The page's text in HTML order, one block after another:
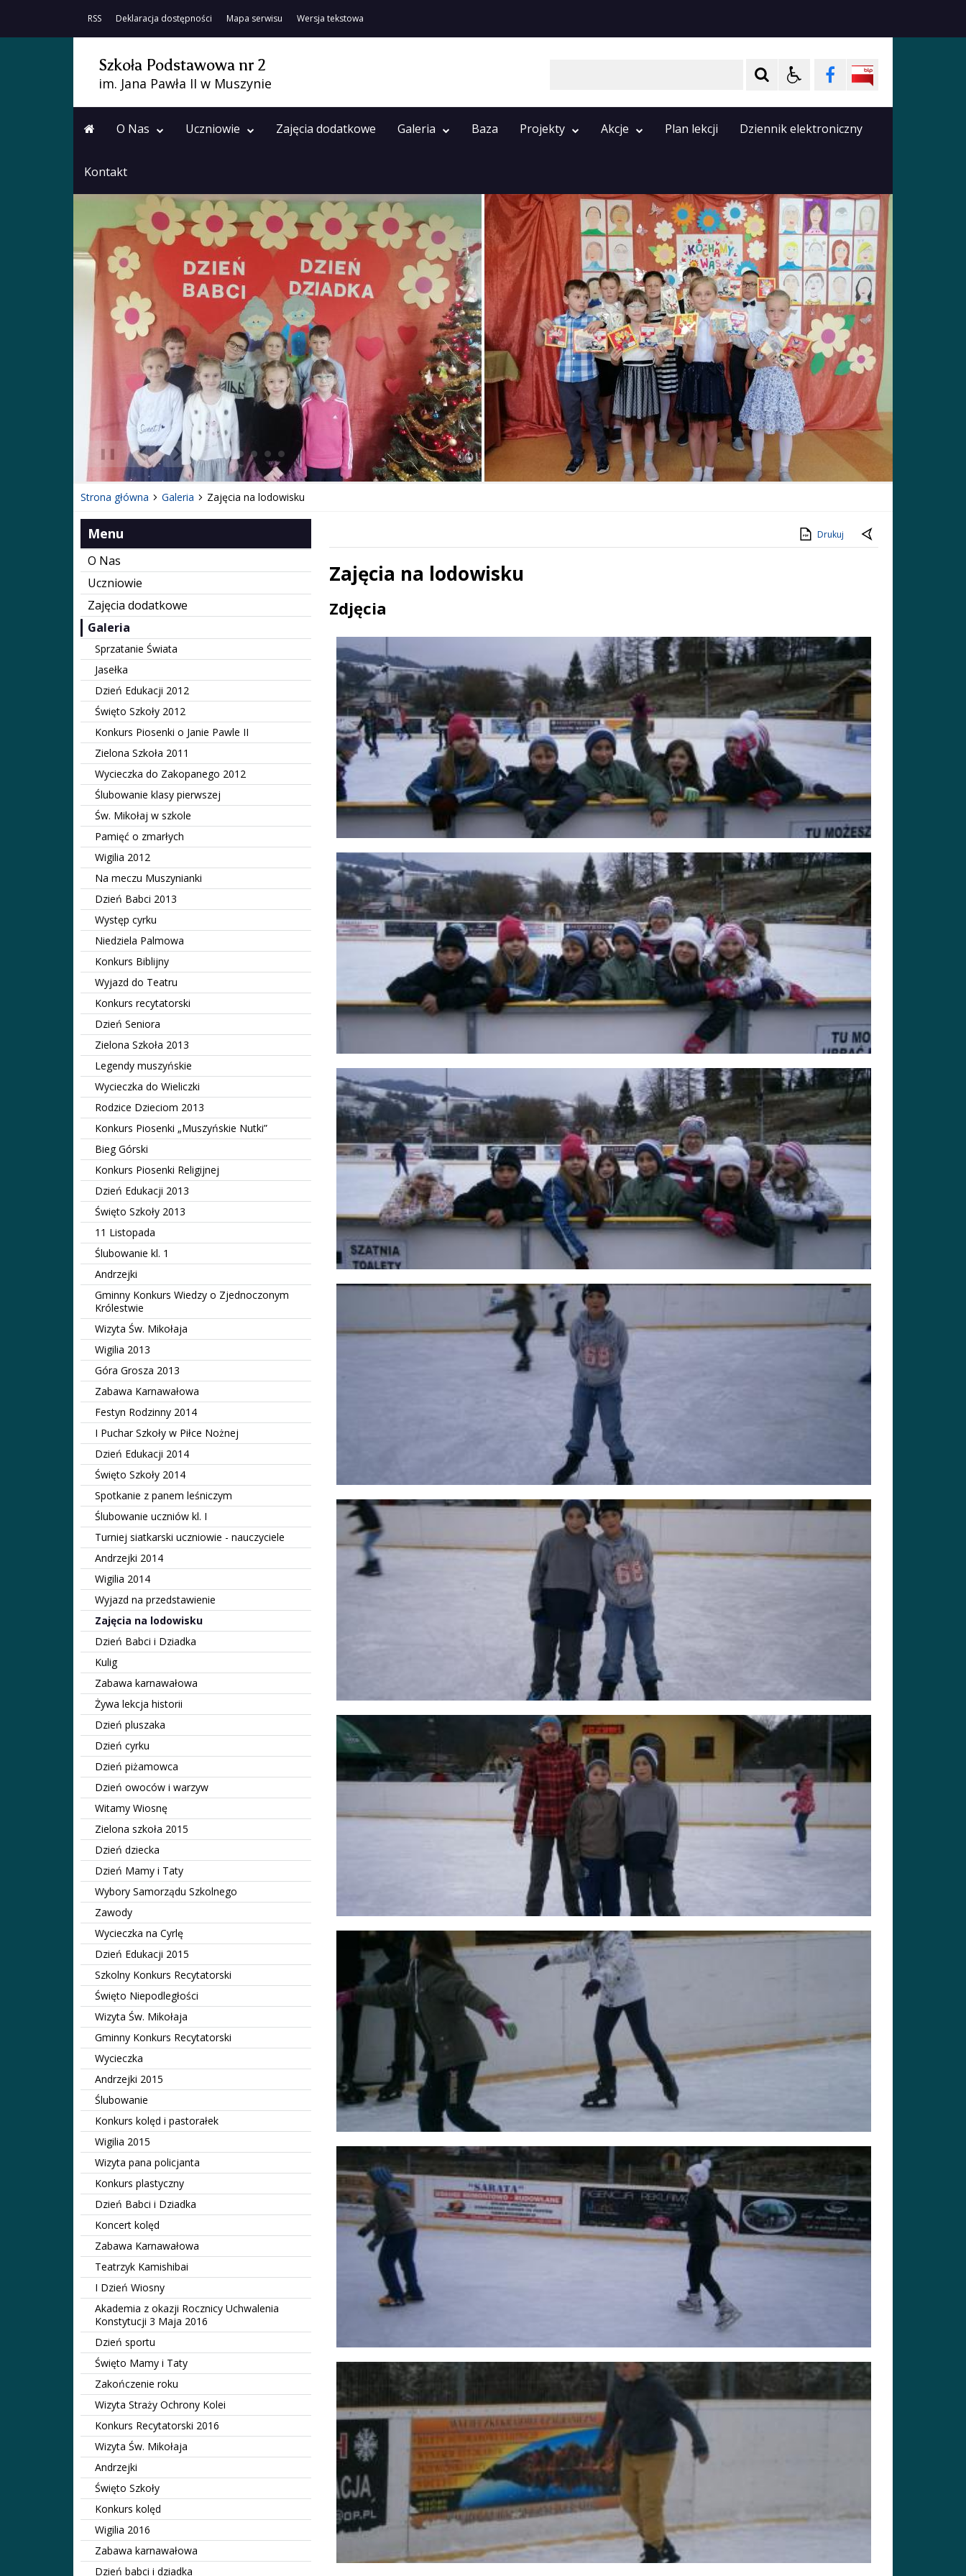
RSS Deklaracja dostępności Mapa serwisu Wersja tekstowa
Szkoła Podstawowa nr 2
im. Jana Pawła II w Muszynie
O Nas Uczniowie Zajęcia dodatkowe Galeria Baza Projekty Akcje Plan lekcji Dziennik elektroniczny
Kontakt
Poprzedni Element
Następny Element
❚❚
Strona główna Galeria Zajęcia na lodowisku
Menu
O Nas
Uczniowie
Zajęcia dodatkowe
Galeria
Sprzatanie Świata
Jasełka
Dzień Edukacji 2012
Święto Szkoły 2012
Konkurs Piosenki o Janie Pawle II
Zielona Szkoła 2011
Wycieczka do Zakopanego 2012
Ślubowanie klasy pierwszej
Św. Mikołaj w szkole
Pamięć o zmarłych
Wigilia 2012
Na meczu Muszynianki
Dzień Babci 2013
Występ cyrku
Niedziela Palmowa
Konkurs Biblijny
Wyjazd do Teatru
Konkurs recytatorski
Dzień Seniora
Zielona Szkoła 2013
Legendy muszyńskie
Wycieczka do Wieliczki
Rodzice Dzieciom 2013
Konkurs Piosenki „Muszyńskie Nutki”
Bieg Górski
Konkurs Piosenki Religijnej
Dzień Edukacji 2013
Święto Szkoły 2013
11 Listopada
Ślubowanie kl. 1
Andrzejki
Gminny Konkurs Wiedzy o Zjednoczonym
Królestwie
Wizyta Św. Mikołaja
Wigilia 2013
Góra Grosza 2013
Zabawa Karnawałowa
Festyn Rodzinny 2014
I Puchar Szkoły w Piłce Nożnej
Dzień Edukacji 2014
Święto Szkoły 2014
Spotkanie z panem leśniczym
Ślubowanie uczniów kl. I
Turniej siatkarski uczniowie - nauczyciele
Andrzejki 2014
Wigilia 2014
Wyjazd na przedstawienie
Zajęcia na lodowisku
Dzień Babci i Dziadka
Kulig
Zabawa karnawałowa
Żywa lekcja historii
Dzień pluszaka
Dzień cyrku
Dzień piżamowca
Dzień owoców i warzyw
Witamy Wiosnę
Zielona szkoła 2015
Dzień dziecka
Dzień Mamy i Taty
Wybory Samorządu Szkolnego
Zawody
Wycieczka na Cyrlę
Dzień Edukacji 2015
Szkolny Konkurs Recytatorski
Święto Niepodległości
Wizyta Św. Mikołaja
Gminny Konkurs Recytatorski
Wycieczka
Andrzejki 2015
Ślubowanie
Konkurs kolęd i pastorałek
Wigilia 2015
Wizyta pana policjanta
Konkurs plastyczny
Dzień Babci i Dziadka
Koncert kolęd
Zabawa Karnawałowa
Teatrzyk Kamishibai
I Dzień Wiosny
Akademia z okazji Rocznicy Uchwalenia
Konstytucji 3 Maja 2016
Dzień sportu
Święto Mamy i Taty
Zakończenie roku
Wizyta Straży Ochrony Kolei
Konkurs Recytatorski 2016
Wizyta Św. Mikołaja
Andrzejki
Święto Szkoły
Konkurs kolęd
Wigilia 2016
Zabawa karnawałowa
Dzień babci i dziadka
Drukuj
Zajęcia na lodowisku
Treść
Zdjęcia